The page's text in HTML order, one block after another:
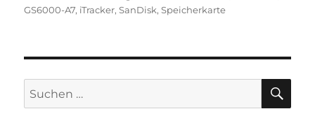
am
GS6000-A7, iTracker,SanDisk,Speicherkarte
Suchen
nach: